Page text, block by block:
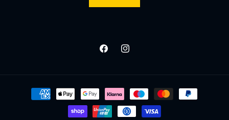
FacebookInstagram
Zahlungsmethoden